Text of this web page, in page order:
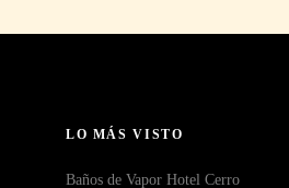
LO MÁS VISTO
Baños de Vapor Hotel Cerro